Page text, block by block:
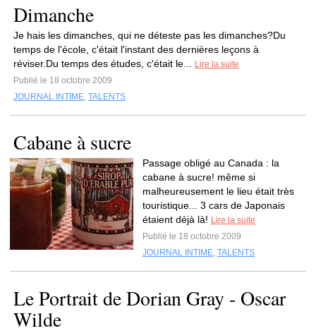
Dimanche
Je hais les dimanches, qui ne déteste pas les dimanches?Du
temps de l'école, c'était l'instant des dernières leçons à
réviser.Du temps des études, c'était le...
Lire la suite
Publié le 18 octobre 2009
JOURNAL INTIME, TALENTS
Cabane à sucre
Passage obligé au Canada : la
cabane à sucre! même si
malheureusement le lieu était très
touristique... 3 cars de Japonais
étaient déjà là! Lire la suite
Publié le 18 octobre 2009
JOURNAL INTIME, TALENTS
Le Portrait de Dorian Gray - Oscar
Wilde